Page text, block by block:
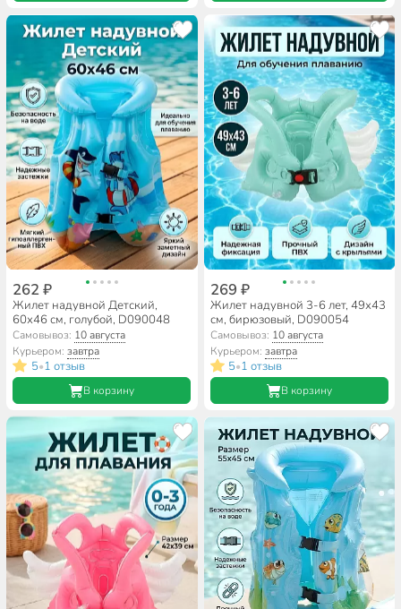
262 ₽
Жилет надувной Детский,
60х46 см, голубой, D090048
Самовывоз: 10 августа
Курьером:завтра
5•1 отзыв
В корзину
269 ₽
Жилет надувной 3-6 лет, 49х43
см, бирюзовый, D090054
Самовывоз: 10 августа
Курьером: завтра
5•1 отзыв
В корзину